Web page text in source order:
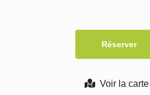
Voir la carte